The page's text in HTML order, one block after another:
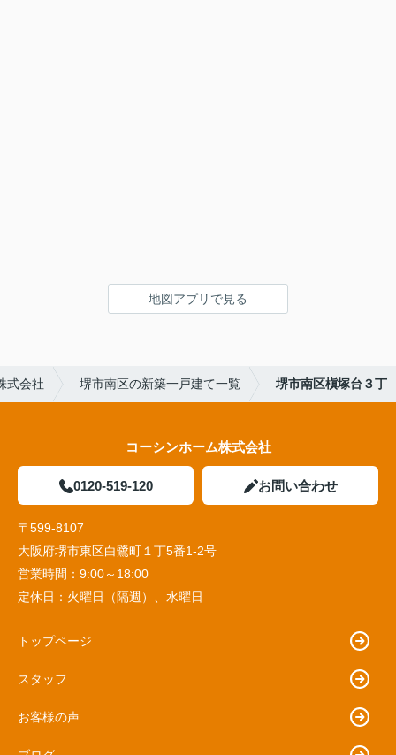
地図アプリで見る
式会社 堺市南区の新築一戸建て一覧 堺市南区槇塚台３丁
コーシンホーム株式会社
0120-519-120 お問い合わせ
〒599-8107
大阪府堺市東区白鷺町１丁5番1‐2号
営業時間： 9:00～18:00
定休日： 火曜日（隔週）、水曜日
トップページ
スタッフ
お客様の声